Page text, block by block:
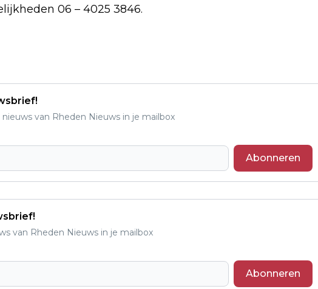
06 – 4025 3846.
van Rheden Nieuws in je mailbox
Abonneren
van Rheden Nieuws in je mailbox
Abonneren